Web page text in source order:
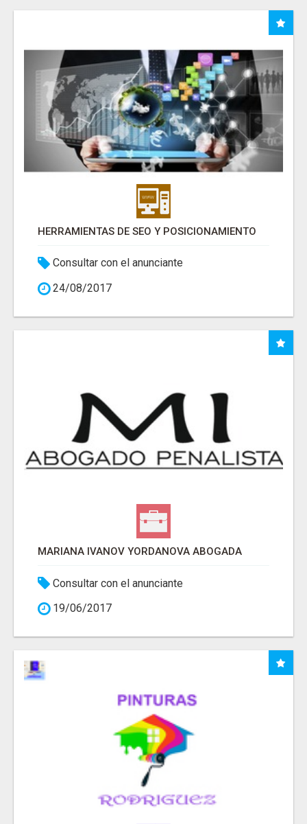
HERRAMIENTAS DE SEO Y POSICIONAMIENTO
Consultar con el anunciante
24/08/2017
MARIANA IVANOV YORDANOVA ABOGADA
Consultar con el anunciante
19/06/2017